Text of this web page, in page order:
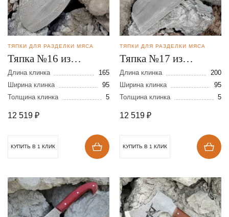
ТЯПКИ ДЛЯ РАЗДЕЛКИ МЯСА
Тяпка №16 из
дамасской стали
Длина клинка
165
Ширина клинка
95
Толщина клинка
5
12 519 ₽
КУПИТЬ В 1 КЛИК
ТЯПКИ ДЛЯ РАЗДЕЛКИ МЯСА
Тяпка №17 из
дамасской стали
Длина клинка
200
Ширина клинка
95
Толщина клинка
5
12 519 ₽
КУПИТЬ В 1 КЛИК